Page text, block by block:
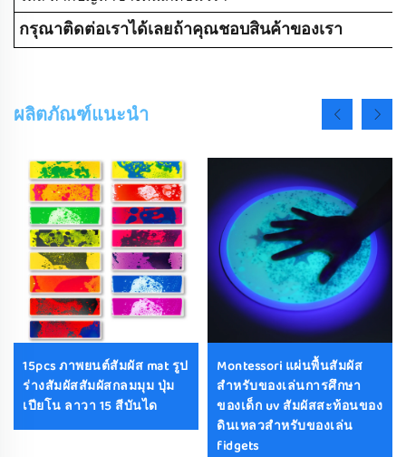
กรุณาติดต่อเราได้เลยถ้าคุณชอบสินค้าของเรา
ผลิตภัณฑ์แนะนำ
15pcs ภาพยนต์สัมผัส mat รูป
ร่างสัมผัสสัมผัสกลมมุม ปุ่ม
เปียโน ลาวา 15 สีบันได
Montessori แผ่นพื้นสัมผัส
สําหรับของเล่นการศึกษา
ของเด็ก uv สัมผัสสะท้อนของ
ดินเหลวสําหรับของเล่น
fidgets